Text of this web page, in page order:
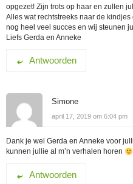
opgezet! Zijn trots op haar en zullen
Alles wat rechtstreeks naar de
nog heel veel succes en wij steunen
Liefs Gerda en Anneke
Antwoorden
Simone
april 17, 2019 om 6:04 pm
Dank je wel Gerda en Anneke voor
kunnen jullie al m’n verhalen horen
Antwoorden